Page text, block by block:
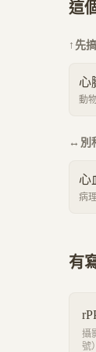
這
↑ 先
心
動
↔ 別
心
病
有
攝
號